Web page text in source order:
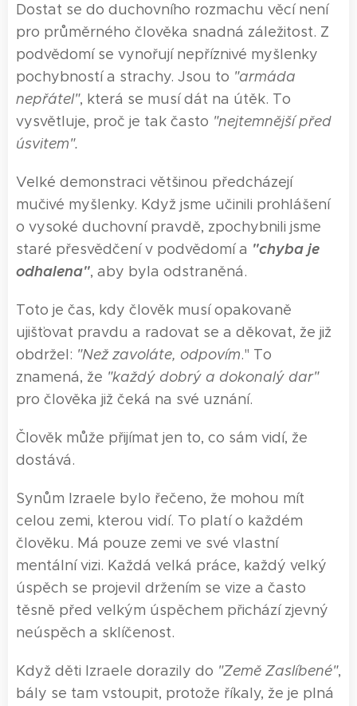
Dostat se do duchovního rozmachu věcí není
pro průměrného člověka snadná záležitost. Z
podvědomí se vynořují nepříznivé myšlenky
pochybností a strachy. Jsou to "armáda
nepřátel", která se musí dát na útěk. To
vysvětluje, proč je tak často "nejtemnější před
úsvitem".
Velké demonstraci většinou předcházejí
mučivé myšlenky. Když jsme učinili prohlášení
o vysoké duchovní pravdě, zpochybnili jsme
staré přesvědčení v podvědomí a "chyba je
odhalena", aby byla odstraněná.
Toto je čas, kdy člověk musí opakovaně
ujišťovat pravdu a radovat se a děkovat, že již
obdržel: "Než zavoláte, odpovím." To
znamená, že "každý dobrý a dokonalý dar"
pro člověka již čeká na své uznání.
Člověk může přijímat jen to, co sám vidí, že
dostává.
Synům Izraele bylo řečeno, že mohou mít
celou zemi, kterou vidí. To platí o každém
člověku. Má pouze zemi ve své vlastní
mentální vizi. Každá velká práce, každý velký
úspěch se projevil držením se vize a často
těsně před velkým úspěchem přichází zjevný
neúspěch a sklíčenost.
Když děti Izraele dorazily do "Země Zaslíbené",
bály se tam vstoupit, protože říkaly, že je plná